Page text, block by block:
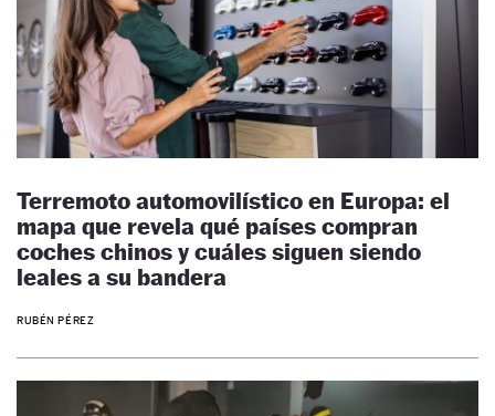
Terremoto automovilístico en Europa: el
mapa que revela qué países compran
coches chinos y cuáles siguen siendo
leales a su bandera
RUBÉN PÉREZ